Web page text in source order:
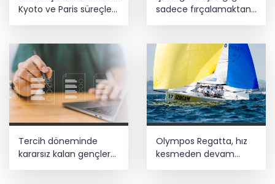
Kyoto ve Paris süreçleri
sadece fırçalamaktan
Tercih döneminde
kararsız kalan gençlere
Olympos Regatta, hız
kesmeden devam